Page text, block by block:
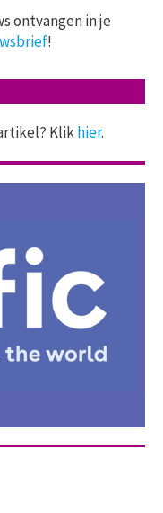
ontvangen in je
!
Klikhier.